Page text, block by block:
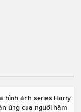
hình ảnh series Harry
ứng của người hâm